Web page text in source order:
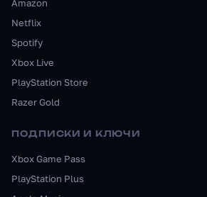
Amazon
Netflix
Spotify
Xbox Live
PlayStation Store
Razer Gold
ПОДПИСКИ И КЛЮЧИ
Xbox Game Pass
PlayStation Plus